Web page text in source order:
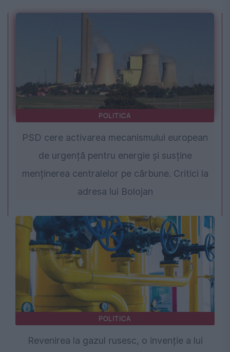
POLITICA
PSD cere activarea mecanismului european
de urgență pentru energie și susține
menținerea centralelor pe cărbune. Critici la
adresa lui Bolojan
POLITICA
Revenirea la gazul rusesc, o invenție a lui